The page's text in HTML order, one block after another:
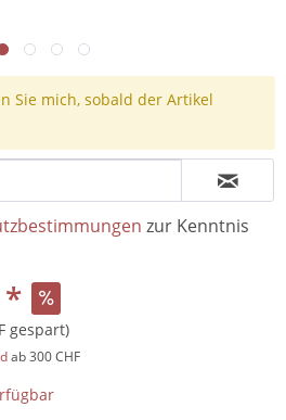
Sie mich, sobald der Artikel
zur Kenntnis
*
gespart)
ab 300 CHF